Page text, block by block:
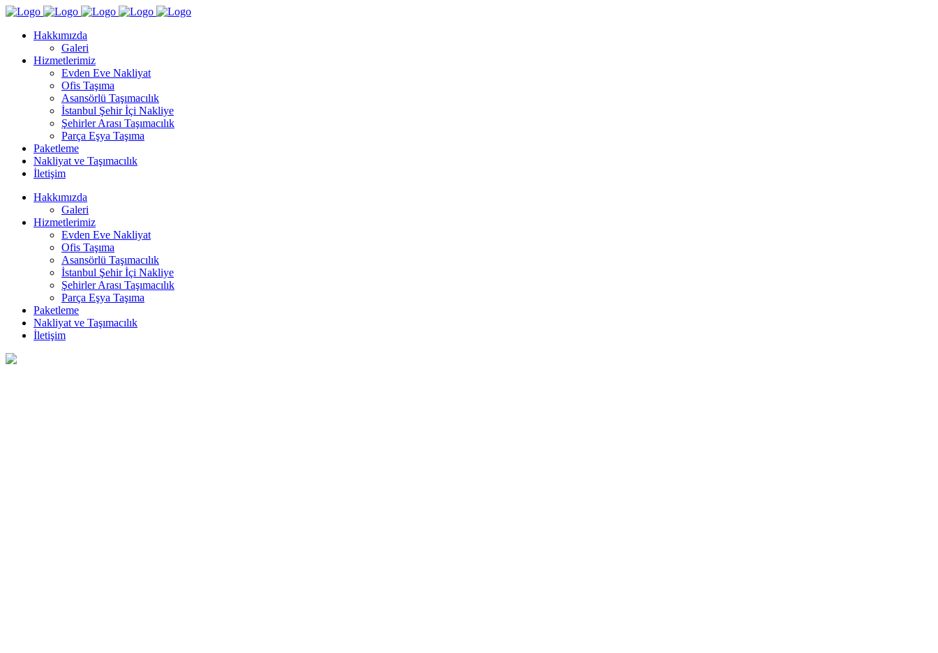
Hakkımızda
Galeri
Hizmetlerimiz
Evden Eve Nakliyat
Ofis Taşıma
Asansörlü Taşımacılık
İstanbul Şehir İçi Nakliye
Şehirler Arası Taşımacılık
Parça Eşya Taşıma
Paketleme
Nakliyat ve Taşımacılık
İletişim
Hakkımızda
Galeri
Hizmetlerimiz
Evden Eve Nakliyat
Ofis Taşıma
Asansörlü Taşımacılık
İstanbul Şehir İçi Nakliye
Şehirler Arası Taşımacılık
Parça Eşya Taşıma
Paketleme
Nakliyat ve Taşımacılık
İletişim